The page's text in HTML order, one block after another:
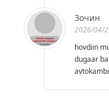
Зочин
2026/04/
hovdiin
dugaar